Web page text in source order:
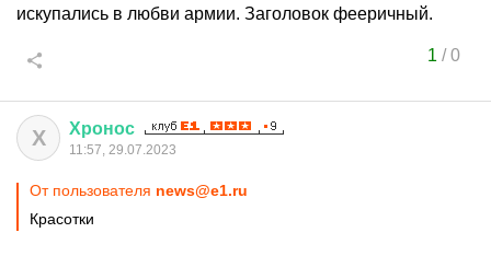
искупались в любви армии. Заголовок фееричный.
1 /0
Х Хронос
11:57, 29.07.2023
От пользователя news@e1.ru
Красотки